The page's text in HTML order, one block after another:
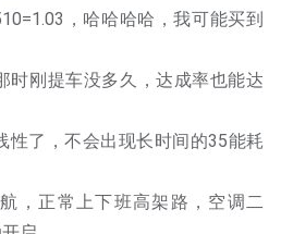
，哈哈哈哈，我可能买到
时刚提车没多久，达成率也能达
性了，不会出现长时间的35能耗
，正常上下班高架路，空调二